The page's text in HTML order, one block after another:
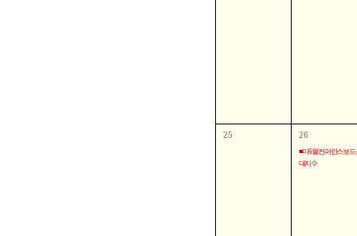
25 26
■ 미 6월 컨퍼런스보드
대지수